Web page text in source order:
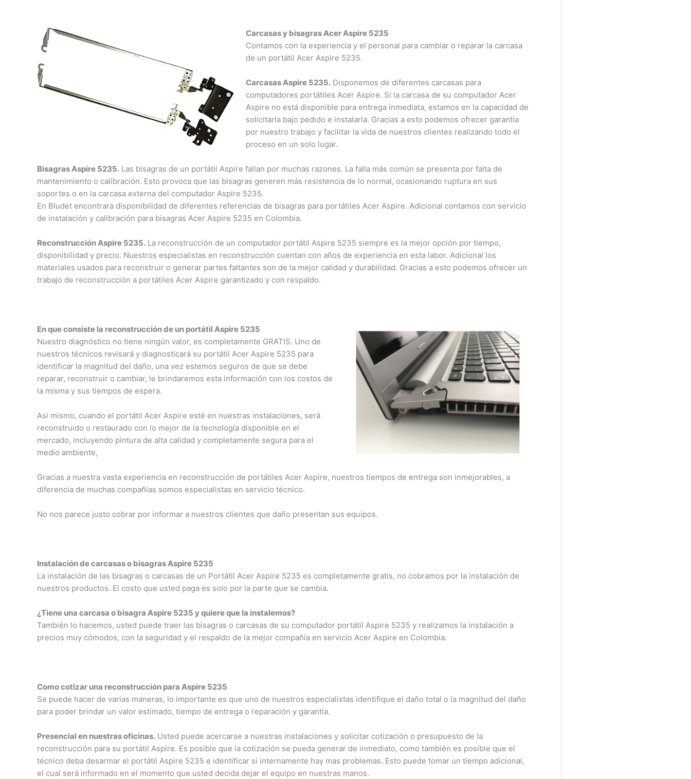
Carcasas y bisagras Acer Aspire 5235
Contamos con la experiencia y el personal para cambiar o reparar la carcasa
de un portátil Acer Aspire 5235.
Carcasas Aspire 5235.Disponemos de diferentes carcasas para
computadores portátiles Acer Aspire. Si la carcasa de su computador Acer
Aspire no está disponible para entrega inmediata, estamos en la capacidad de
solicitarla bajo pedido e instalarla. Gracias a esto podemos ofrecer garantía
por nuestro trabajo y facilitar la vida de nuestros clientes realizando todo el
proceso en un solo lugar.
Bisagras Aspire 5235. Las bisagras de un portátil Aspire fallan por muchas razones. La falla más común se presenta por falta de
mantenimiento o calibración. Esto provoca que las bisagras generen más resistencia de lo normal, ocasionando ruptura en sus
soportes o en la carcasa externa del computador Aspire 5235.
En Bludet encontrara disponibilidad de diferentes referencias de bisagras para portátiles Acer Aspire. Adicional contamos con servicio
de instalación y calibración para bisagras Acer Aspire 5235 en Colombia.
Reconstrucción Aspire 5235. La reconstrucción de un computador portátil Aspire 5235 siempre es la mejor opción por tiempo,
disponibilidad y precio. Nuestros especialistas en reconstrucción cuentan con años de experiencia en esta labor. Adicional los
materiales usados para reconstruir o generar partes faltantes son de la mejor calidad y durabilidad. Gracias a esto podemos ofrecer un
trabajo de reconstrucción a portátiles Acer Aspire garantizado y con respaldo.
En que consiste la reconstrucción de un portátil Aspire 5235
Nuestro diagnóstico no tiene ningún valor, es completamente GRATIS. Uno de
nuestros técnicos revisará y diagnosticará su portátil Acer Aspire 5235 para
identificar la magnitud del daño, una vez estemos seguros de que se debe
reparar, reconstruir o cambiar, le brindaremos esta información con los costos de
la misma y sus tiempos de espera.
Asi mismo, cuando el portátil Acer Aspire esté en nuestras instalaciones, será
reconstruido o restaurado con lo mejor de la tecnología disponible en el
mercado, incluyendo pintura de alta calidad y completamente segura para el
medio ambiente,
Gracias a nuestra vasta experiencia en reconstrucción de portátiles Acer Aspire, nuestros tiempos de entrega son inmejorables, a
diferencia de muchas compañías somos especialistas en servicio técnico.
No nos parece justo cobrar por informar a nuestros clientes que daño presentan sus equipos.
Instalación de carcasas o bisagras Aspire 5235
La instalación de las bisagras o carcasas de un Portátil Acer Aspire 5235 es completamente gratis, no cobramos por la instalación de
nuestros productos. El costo que usted paga es solo por la parte que se cambia.
¿Tiene una carcasa o bisagra Aspire 5235 y quiere que la instalemos?
También lo hacemos, usted puede traer las bisagras o carcasas de su computador portátil Aspire 5235 y realizamos la instalación a
precios muy cómodos, con la seguridad y el respaldo de la mejor compañía en servicio Acer Aspire en Colombia.
Como cotizar una reconstrucción para Aspire 5235
Se puede hacer de varias maneras, lo importante es que uno de nuestros especialistas identifique el daño total o la magnitud del daño
para poder brindar un valor estimado, tiempo de entrega o reparación y garantía.
Presencial en nuestras oficinas. Usted puede acercarse a nuestras instalaciones y solicitar cotización o presupuesto de la
reconstrucción para su portátil Aspire. Es posible que la cotización se pueda generar de inmediato, como también es posible que el
técnico deba desarmar el portátil Aspire 5235 e identificar si internamente hay mas problemas. Esto puede tomar un tiempo adicional,
el cual será informado en el momento que usted decida dejar el equipo en nuestras manos.
Informamos a todos nuestros clientes que, a partir del 1 de
abril, ya no tendremos atención los días sábados.
comprometidos en seguir brindándoles el mejor servicio
dentro de este nuevo horario.
Cerrar